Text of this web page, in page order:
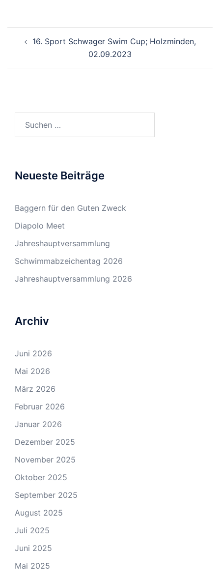
16. Sport Schwager Swim Cup; Holzminden,
02.09.2023
Neueste Beiträge
Baggern für den Guten Zweck
Diapolo Meet
Jahreshauptversammlung
Schwimmabzeichentag 2026
Jahreshauptversammlung 2026
Archiv
Juni 2026
Mai 2026
März 2026
Februar 2026
Januar 2026
Dezember 2025
November 2025
Oktober 2025
September 2025
August 2025
Juli 2025
Juni 2025
Mai 2025